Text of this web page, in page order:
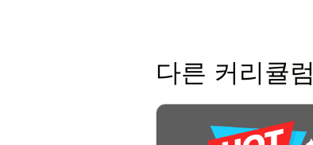
다른 커리큘럼